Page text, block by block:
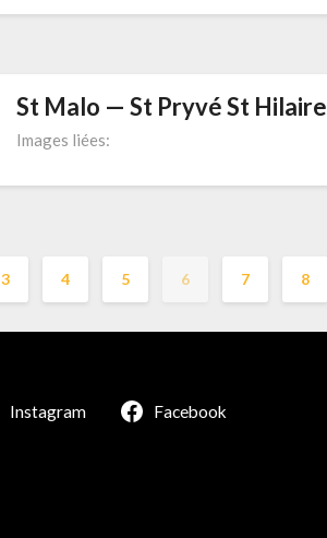
St Malo — St Pryvé St Hilaire
Images liées:
3 4 5 6 7 8
Instagram Facebook